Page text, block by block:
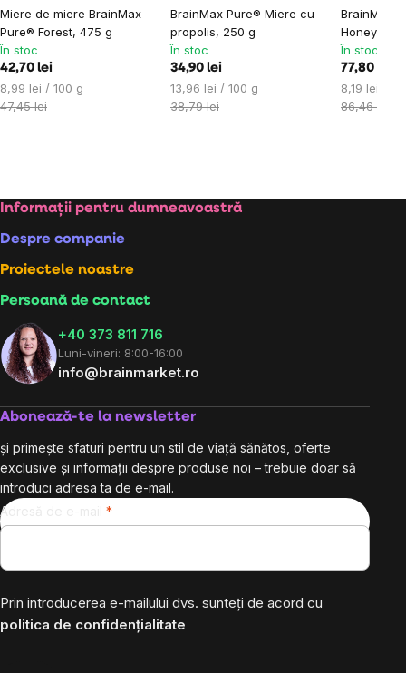
Miere de miere BrainMax
Pure® Forest, 475 g
În stoc
42,70 lei
Evaluare
preţ:
8,99 lei / 100 g
47,45 lei
BrainMax Pure® Miere cu
propolis, 250 g
În stoc
34,90 lei
Evaluare
preţ:
13,96 lei / 100 g
38,79 lei
BrainMax
Honeydew
În stoc
77,80 lei
Evaluare
preţ:
8,19 lei /
86,46 lei
Subsol
Informații pentru dumneavoastră
Despre companie
Proiectele noastre
Persoană de contact
+40 373 811 716
Luni-vineri: 8:00-16:00
info@brainmarket.ro
Abonează-te la newsletter
și primește sfaturi pentru un stil de viață sănătos, oferte
exclusive și informații despre produse noi – trebuie doar să
introduci adresa ta de e-mail.
Adresă de e-mail
Prin introducerea e-mailului dvs. sunteți de acord cu
politica de confidențialitate